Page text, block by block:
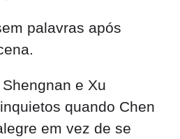
palavras após
e Xu
quando Chen
em vez de se